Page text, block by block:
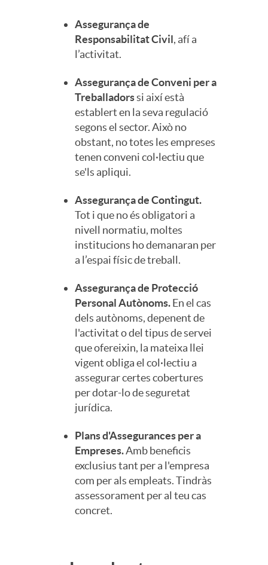
Assegurança de
Responsabilitat Civil, afí a
l’activitat.
Assegurança de Conveni per a
Treballadorssi així està
establert en la seva regulació
segons el sector. Això no
obstant, no totes les empreses
tenen conveni col·lectiu que
se'ls apliqui.
Assegurança de Contingut.
Tot i que no és obligatori a
nivell normatiu, moltes
institucions ho demanaran per
a l’espai físic de treball.
Assegurança de Protecció
Personal Autònoms.En el cas
dels autònoms, depenent de
l'activitat o del tipus de servei
que ofereixin, la mateixa llei
vigent obliga el col·lectiu a
assegurar certes cobertures
per dotar-lo de seguretat
jurídica.
Plans d'Assegurances per a
Empreses.Amb beneficis
exclusius tant per a l'empresa
com per als empleats. Tindràs
assessorament per al teu cas
concret.